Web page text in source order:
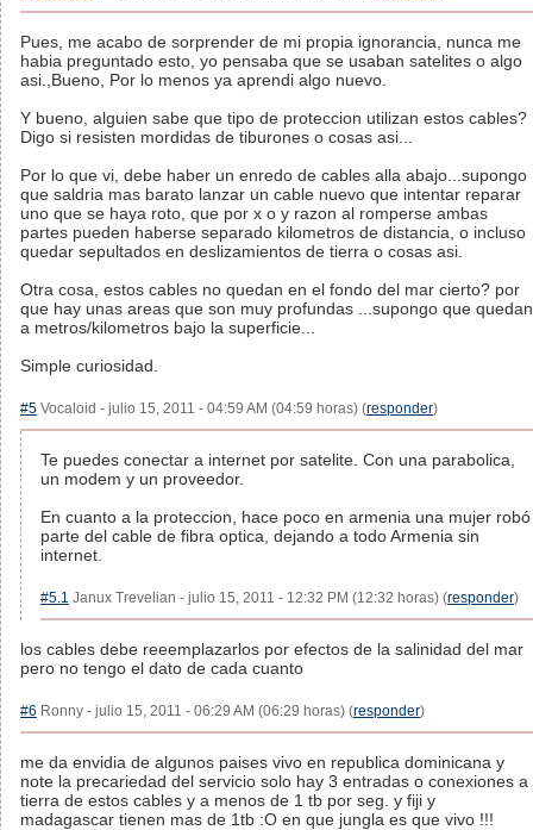
Pues, me acabo de sorprender de mi propia ignorancia, nunca me
habia preguntado esto, yo pensaba que se usaban satelites o algo
asi.,Bueno, Por lo menos ya aprendi algo nuevo.
Y bueno, alguien sabe que tipo de proteccion utilizan estos cables?
Digo si resisten mordidas de tiburones o cosas asi...
Por lo que vi, debe haber un enredo de cables alla abajo...supongo
que saldria mas barato lanzar un cable nuevo que intentar reparar
uno que se haya roto, que por x o y razon al romperse ambas
partes pueden haberse separado kilometros de distancia, o incluso
quedar sepultados en deslizamientos de tierra o cosas asi.
Otra cosa, estos cables no quedan en el fondo del mar cierto? por
que hay unas areas que son muy profundas ...supongo que quedan
a metros/kilometros bajo la superficie...
Simple curiosidad.
#5 Vocaloid - julio 15, 2011 - 04:59 AM (04:59 horas) (responder)
Te puedes conectar a internet por satelite. Con una parabolica,
un modem y un proveedor.
En cuanto a la proteccion, hace poco en armenia una mujer robó
parte del cable de fibra optica, dejando a todo Armenia sin
internet.
#5.1 Janux Trevelian - julio 15, 2011 - 12:32 PM (12:32 horas) (responder)
los cables debe reeemplazarlos por efectos de la salinidad del mar
pero no tengo el dato de cada cuanto
#6 Ronny - julio 15, 2011 - 06:29 AM (06:29 horas) (responder)
me da envidia de algunos paises vivo en republica dominicana y
note la precariedad del servicio solo hay 3 entradas o conexiones a
tierra de estos cables y a menos de 1 tb por seg. y fiji y
madagascar tienen mas de 1tb :O en que jungla es que vivo !!!